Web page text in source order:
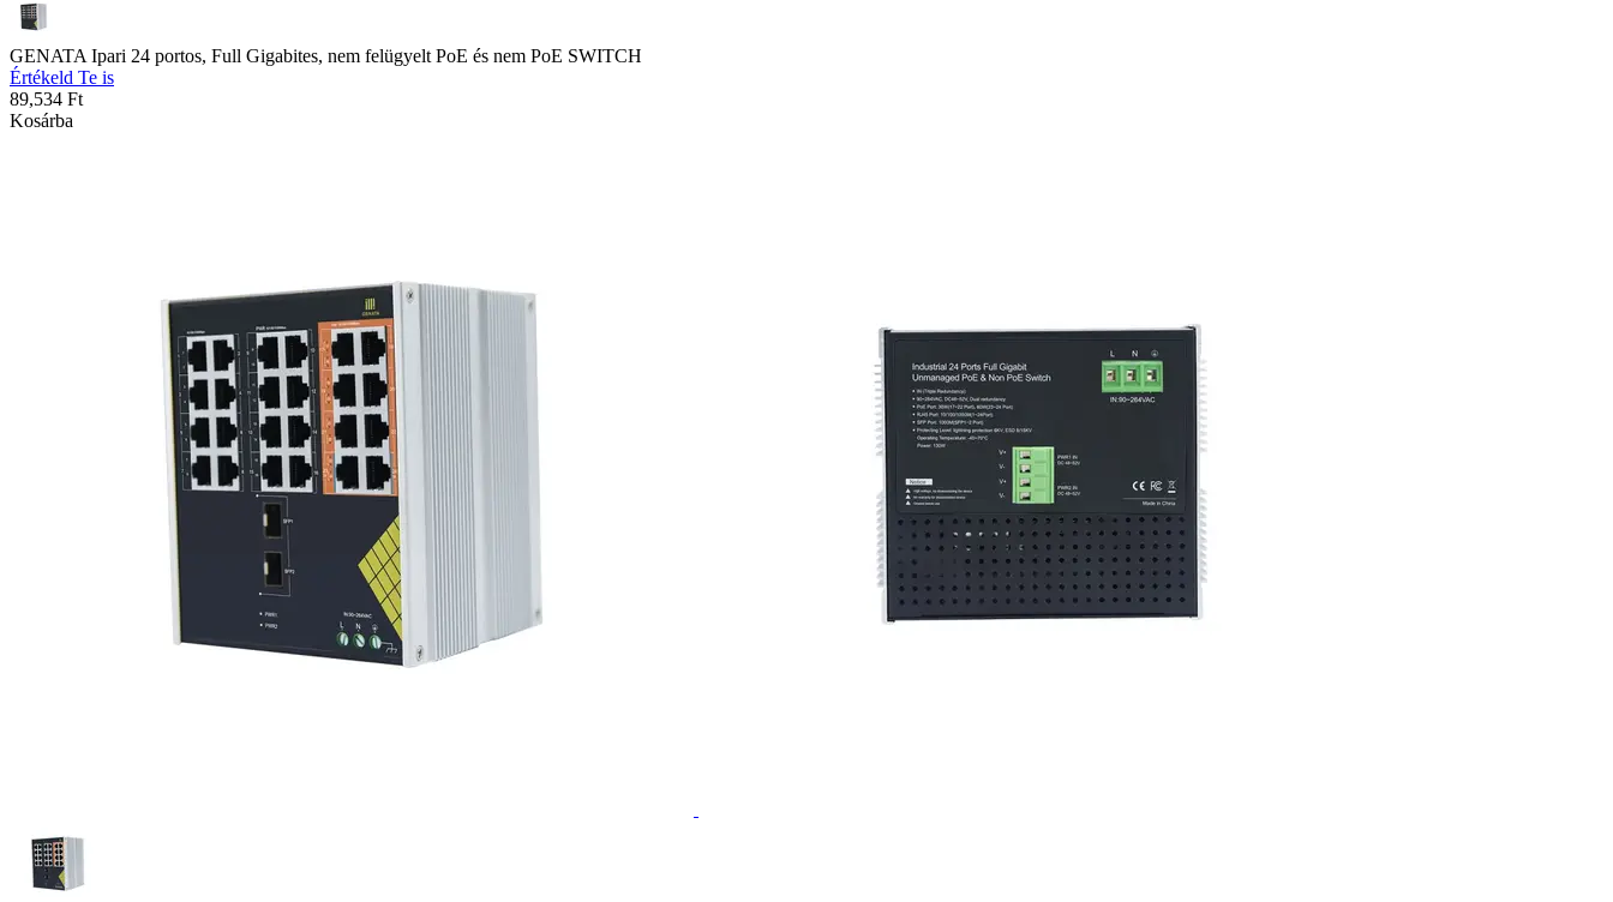
GENATA Ipari 24 portos, Full Gigabites, nem felügyelt PoE és nem PoE SWITCH
Értékeld Te is
89,534 Ft
Kosárba